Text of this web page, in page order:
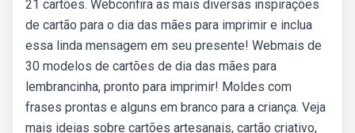
21 cartões. Webconfira as mais diversas inspirações
de cartão para o dia das mães para imprimir e inclua
essa linda mensagem em seu presente! Webmais de
30 modelos de cartões de dia das mães para
lembrancinha, pronto para imprimir! Moldes com
frases prontas e alguns em branco para a criança. Veja
mais ideias sobre cartões artesanais, cartão criativo,